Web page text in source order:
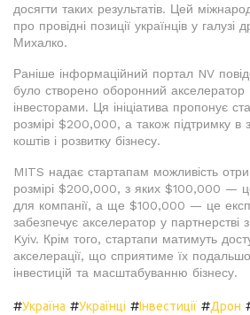
досягти таких результатів. Цей
про провідні позиції українців у галузі
Михалко.
Раніше інформаційний портал NV
було створено оборонний
інвесторами. Ця ініціатива пропонує
розмірі $200,000, а також підтримку в
коштів і розвитку бізнесу.
MITS надає стартапам можливість
розмірі $200,000, з яких $100,000 —
для компанії, а ще $100,000 — це
забезпечує акселератор у
Kyiv. Крім того, стартапи матимуть
акселерації, що сприятиме їх
інвестицій та масштабуванню бізнесу.
#Україна #Українці #Інвестиції #Дрон